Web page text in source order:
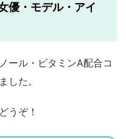
優・モデル・アイ
ール・ビタミンA配合コ
した。
うぞ！